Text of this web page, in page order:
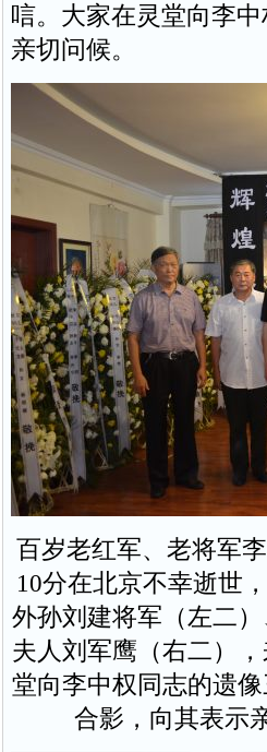
唁。大家在灵堂向李
亲切问候。
百岁老红军、老将军
10分在北京不幸逝世
外孙刘建将军（左二
夫人刘军鹰（右二）
堂向李中权同志的遗
合影，向其表示